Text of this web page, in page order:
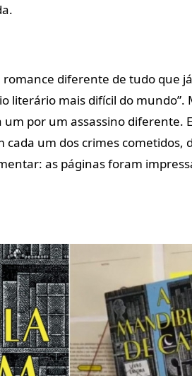
diferente de tudo que
literário mais difícil do mundo”.
um por um assassino diferente.
um dos crimes cometidos,
as páginas foram